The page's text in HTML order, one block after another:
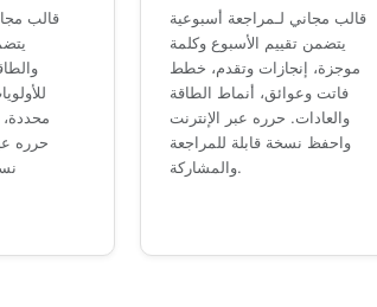
قالب
حرره
قالب مجاني لـمراجعة أسبوعية
يتضمن تقييم الأسبوع وكلمة
موجزة، إنجازات وتقدم، خطط
فاتت وعوائق، أنماط الطاقة
والعادات. حرره عبر الإنترنت
واحفظ نسخة قابلة للمراجعة
والمشاركة.